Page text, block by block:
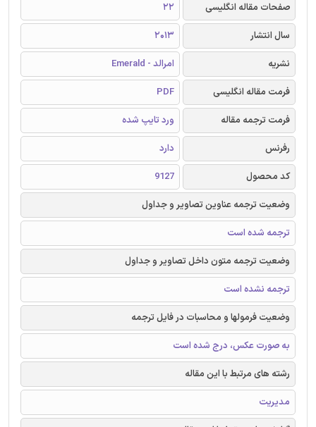
صفحات مقاله انگلیسی
22
سال انتشار
2013
نشریه
امرالد - Emerald
فرمت مقاله انگلیسی
PDF
فرمت ترجمه مقاله
ورد تایپ شده
رفرنس
دارد
کد محصول
9127
وضعیت ترجمه عناوین تصاویر و جداول
ترجمه شده است
وضعیت ترجمه متون داخل تصاویر و جداول
ترجمه نشده است
وضعیت فرمولها و محاسبات در فایل ترجمه
به صورت عکس، درج شده است
رشته های مرتبط با این مقاله
مدیریت